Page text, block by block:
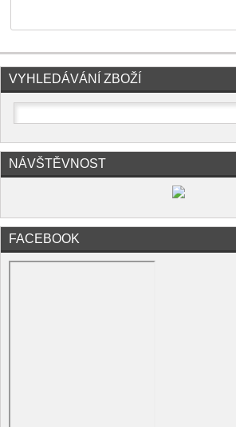
VYHLEDÁVÁNÍ ZBOŽÍ
NÁVŠTĚVNOST
FACEBOOK